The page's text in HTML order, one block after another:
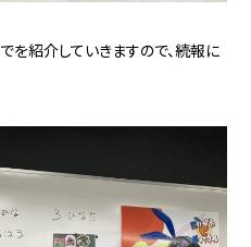
を紹介していきますので、続報に